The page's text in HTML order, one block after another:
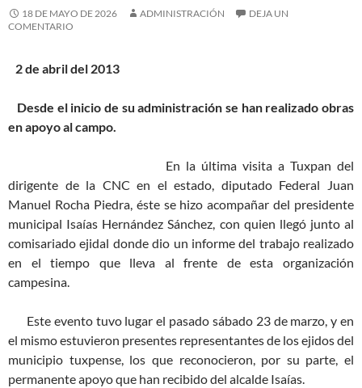
18 DE MAYO DE 2026 ADMINISTRACIÓN
DEJA UN
COMENTARIO
2 de abril del 2013
Desde el inicio de su administración se han realizado obras
en apoyo al campo.
En la última visita a Tuxpan del
dirigente de la CNC en el estado, diputado Federal Juan
Manuel Rocha Piedra, éste se hizo acompañar del presidente
municipal Isaías Hernández Sánchez, con quien llegó junto al
comisariado ejidal donde dio un informe del trabajo realizado
en el tiempo que lleva al frente de esta organización
campesina.
Este evento tuvo lugar el pasado sábado 23 de marzo, y en
el mismo estuvieron presentes representantes de los ejidos del
municipio tuxpense, los que reconocieron, por su parte, el
permanente apoyo que han recibido del alcalde Isaías.